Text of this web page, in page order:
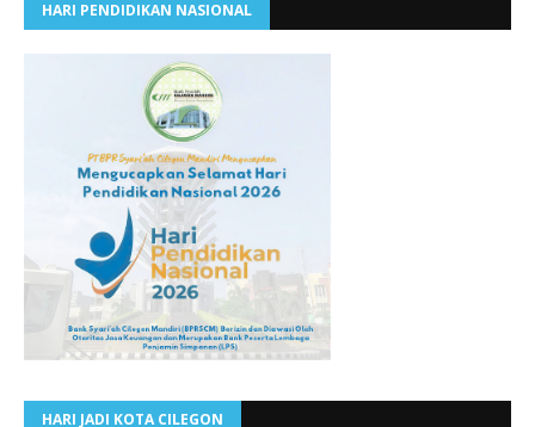
HARI PENDIDIKAN NASIONAL
HARI JADI KOTA CILEGON